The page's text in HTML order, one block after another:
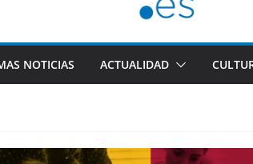
NOTICIAS ACTUALIDAD